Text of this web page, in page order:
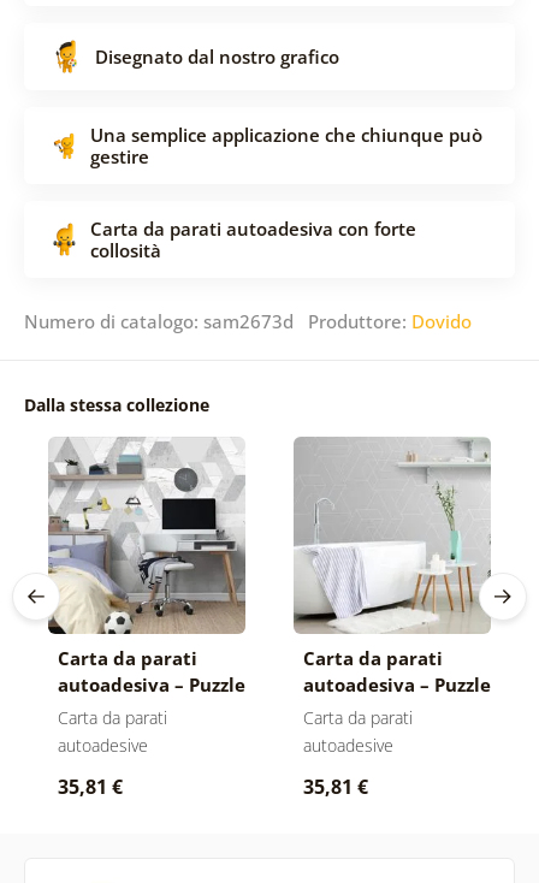
Disegnato dal nostro grafico
Una semplice applicazione che chiunque può
gestire
Carta da parati autoadesiva con forte
collosità
Numero di catalogo: sam2673d Produttore: Dovido
Dalla stessa collezione
Carta da parati
autoadesiva – Puzzle
di motivi street art
Carta da parati
autoadesive
35,81 €
Carta da parati
autoadesiva – Puzzle
di motivi grigi
Carta da parati
autoadesive
35,81 €